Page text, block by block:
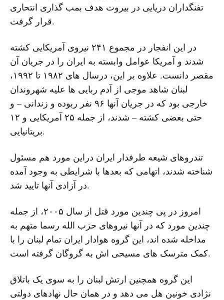
تفنگداران دریایی در بیروت هدف بمب گذاری انتحاری
قرار گرفت.
در این انفجار در مجموع ۲۴۱ نیروی آمریکایی کشته
شدند و آمریکا عوامل وابسته به ایران را در جریان آن
مقصر دانست. علاوه بر این، درسال های ۱۹۸۲ تا ۱۹۹۲،
لبنان شاهد موجی از آدم ربایی ها علیه شهروندان
خارجی بود که در جریان آنها ۹۶ نفر ربوده و زندانی – و
حتی بعضی کشته – شدند، از جمله ۲۵ آمریکایی و ۱۲
بریتانیایی.
تندروهای شیعه طرفدار ایران دراین مورد هم مسئول
شناخته شدند، اتهامی که بعدها با شرایطی به وجود آمده
در آزادی آنها تایید شد.
امروز در پی چندین مورد قتل از سال ۲۰۰۵، از جمله
چندین مورد که در آنها نیروهای حزب الله رسما متهم به
مداخله شده اند، این گروه هوادار ایران تمام لبنان را با
کمک مترسک های مسیحی اش به گروگان گرفته است.
این گروه همچنین ارتش لبنان را به سوی یک باتلاق
نژادی خونین هل می دهد و در همان حال نهادهای دولتی